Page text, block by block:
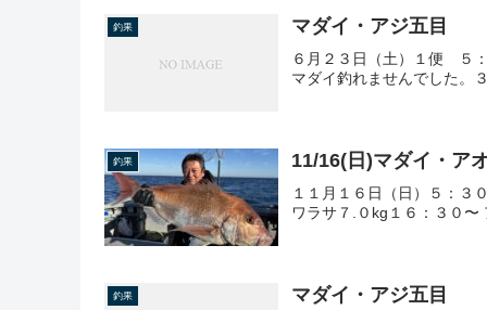
釣果 マダイ・アジ五目
６月２３日（土）１便
マダイ釣れませんでした
釣果 11/16(日)マダイ・ア
１１月１６日（日）５：３
ワラサ７.０kg１６：３０
釣果 マダイ・アジ五目